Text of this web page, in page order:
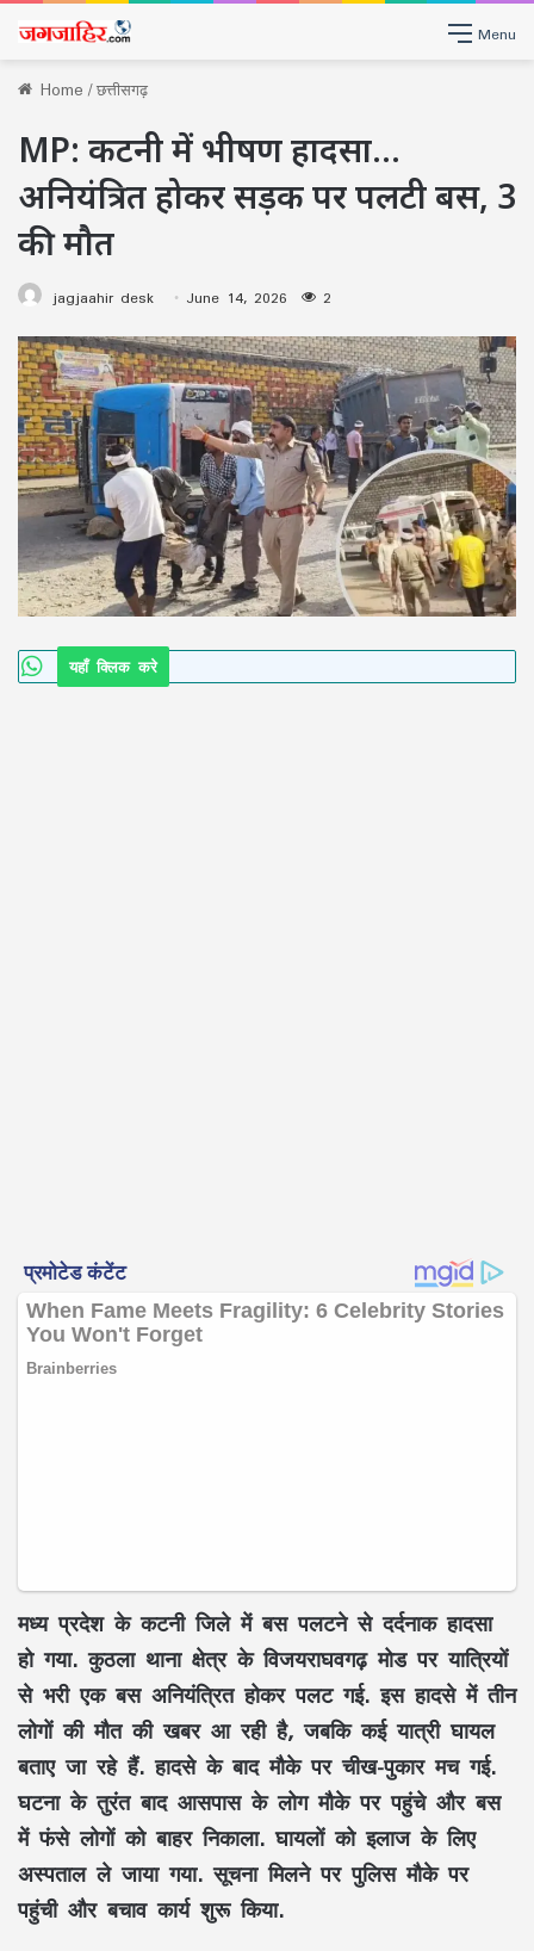
Menu
Home/छत्तीसगढ़
MP: कटनी में भीषण हादसा…
अनियंत्रित होकर सड़क पर पलटी बस, 3
की मौत
jagjaahir desk June 14, 2026 2
यहाँ क्लिक करे
मध्य प्रदेश के कटनी जिले में बस पलटने से दर्दनाक हादसा
हो गया. कुठला थाना क्षेत्र के विजयराघवगढ़ मोड पर यात्रियों
से भरी एक बस अनियंत्रित होकर पलट गई. इस हादसे में तीन
लोगों की मौत की खबर आ रही है, जबकि कई यात्री घायल
बताए जा रहे हैं. हादसे के बाद मौके पर चीख-पुकार मच गई.
घटना के तुरंत बाद आसपास के लोग मौके पर पहुंचे और बस
में फंसे लोगों को बाहर निकाला. घायलों को इलाज के लिए
अस्पताल ले जाया गया. सूचना मिलने पर पुलिस मौके पर
पहुंची और बचाव कार्य शुरू किया.